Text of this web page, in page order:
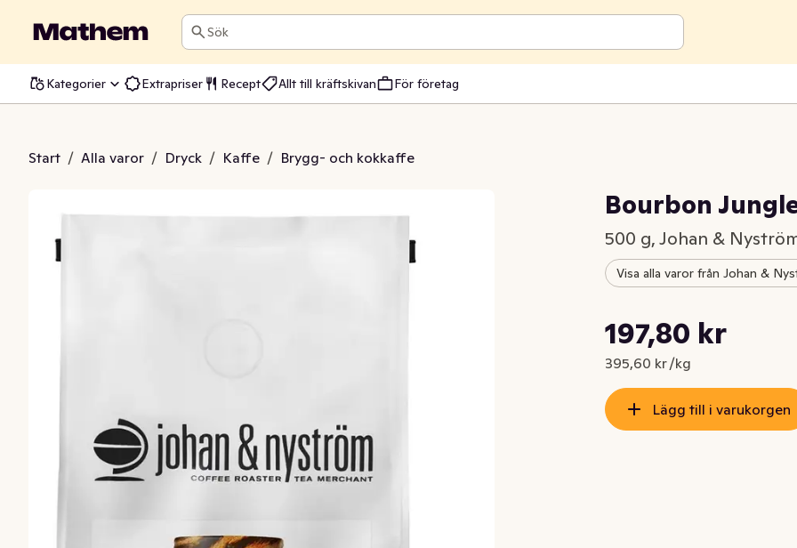
Sök
Kategorier Extrapriser Recept Allt till kräftskivan För företag
Start / Alla varor / Dryck / Kaffe / Brygg- och kokkaffe
Bryggkaffe Mörkrost
Bourbon
500 g, Johan &
Visa alla varor från Johan &
Nuvarande pris är: 197,80 kr
197,80 kr
395,60 kr /kg
Styckpris: 395,60 kr /kg
Lägg till i varukorgen